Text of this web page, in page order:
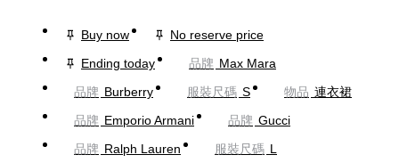
Buy now
No reserve price
Ending today
品牌 Max Mara
品牌 Burberry 服裝尺碼 S 物品 連衣裙
品牌 Emporio Armani 品牌 Gucci
品牌 Ralph Lauren 服裝尺碼 L